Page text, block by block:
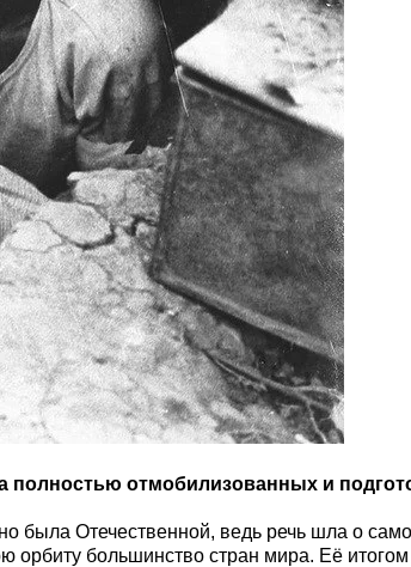
отмобилизованных и
была Отечественной, ведь речь шла о
орбиту большинство стран мира. Её